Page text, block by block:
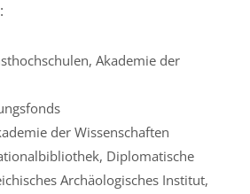
Akademie der
der Wissenschaften
Diplomatische
Archäologisches Institut,